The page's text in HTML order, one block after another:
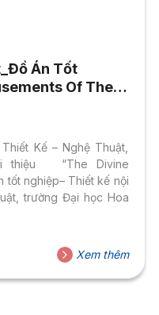
Án Tốt
Of The
Kế – Nghệ Thuật,
thiệu “The Divine
tốt nghiệp– Thiết kế nội
trường Đại học Hoa
Xem thêm